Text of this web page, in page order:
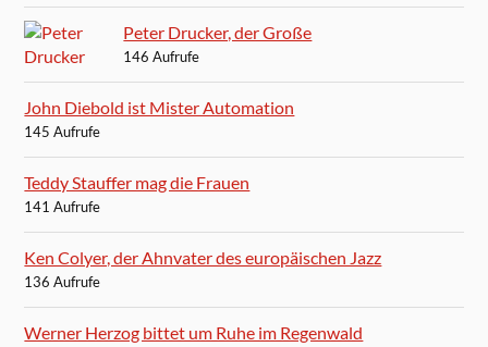
Peter Drucker, der Große
146 Aufrufe
John Diebold ist Mister Automation
145 Aufrufe
Teddy Stauffer mag die Frauen
141 Aufrufe
Ken Colyer, der Ahnvater des europäischen Jazz
136 Aufrufe
Werner Herzog bittet um Ruhe im Regenwald